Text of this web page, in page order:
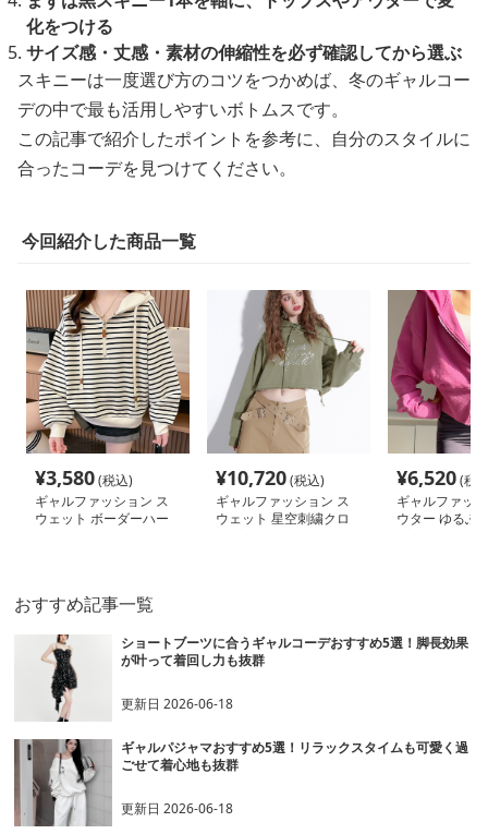
化をつける
サイズ感・丈感・素材の伸縮性を必ず確認してから選ぶ
スキニーは一度選び方のコツをつかめば、冬のギャルコー
デの中で最も活用しやすいボトムスです。
この記事で紹介したポイントを参考に、自分のスタイルに
合ったコーデを見つけてください。
今回紹介した商品一覧
¥3,580(税込)
ギャルファッション ス
ウェット ボーダーハー
¥10,720(税込)
ギャルファッション ス
ウェット 星空刺繍クロ
¥6,520(税
ギャルファッ
ウター ゆるふ
おすすめ記事一覧
ショートブーツに合うギャルコーデおすすめ5選！脚長効果
が叶って着回し力も抜群
更新日2026-06-18
ギャルパジャマおすすめ5選！リラックスタイムも可愛く過
ごせて着心地も抜群
更新日2026-06-18